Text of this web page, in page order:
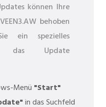
können Ihre
behoben
ein spezielles
das Update
Menü "Start"
in das Suchfeld